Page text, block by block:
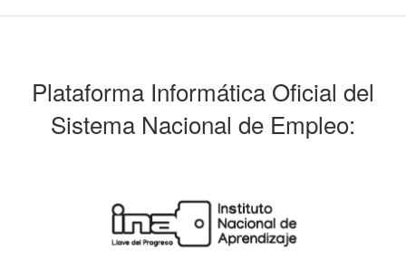
Plataforma Informática Oficial del
Sistema Nacional de Empleo: